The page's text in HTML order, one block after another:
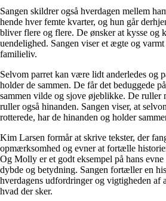
Sangen skildrer også hverdagen mellem
hende hver femte kvarter, og hun går
bliver flere og flere. De ønsker at kysse og
uendelighed. Sangen viser et ægte og
familieliv.
Selvom parret kan være lidt anderledes og
holder de sammen. De får det beduggede
sammen vilde og sjove øjeblikke. De ruller
ruller også hinanden. Sangen viser, at
rotterede, har de hinanden og holder
Kim Larsen formår at skrive tekster, der
opmærksomhed og evner at fortælle
Og Molly er et godt eksempel på hans evne
dybde og betydning. Sangen fortæller en
hverdagens udfordringer og vigtigheden af
hvad der sker.